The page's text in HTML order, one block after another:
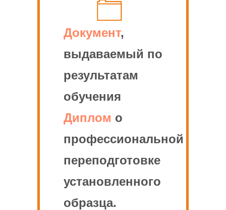
Документ,
выдаваемый по
результатам
обучения
Диплом о
профессиональной
переподготовке
установленного
образца.